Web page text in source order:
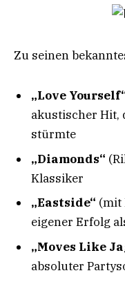
Zu seinen
„Love
akustischer Hit,
stürmte
„Diamonds“
Klassiker
„Eastside“ (mit
eigener Erfolg
„Moves Like
absoluter